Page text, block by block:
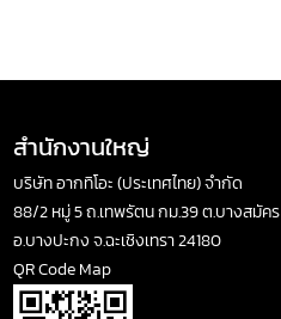
สำนักงานใหญ่
บริษัท อากทิโอะ (ประเทศไทย) จำกัด
88/2 หมู่ 5 ถ.เทพรัตน กม.39 ต.บางสมัคร
อ.บางปะกง จ.ฉะเชิงเทรา 24180
QR Code Map